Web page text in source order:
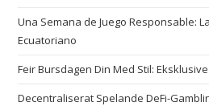
Una Semana de Juego Responsable:
Ecuatoriano
Feir Bursdagen Din Med Stil:
Decentraliserat Spelande DeFi-